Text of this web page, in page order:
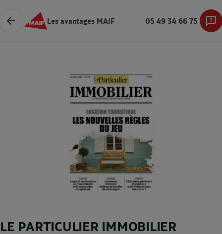
Les avantages MAIF 05 49 34 66 75
LE PARTICULIER IMMOBILIER